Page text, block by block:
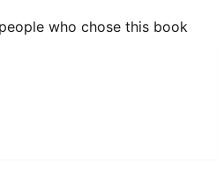
who chose this book